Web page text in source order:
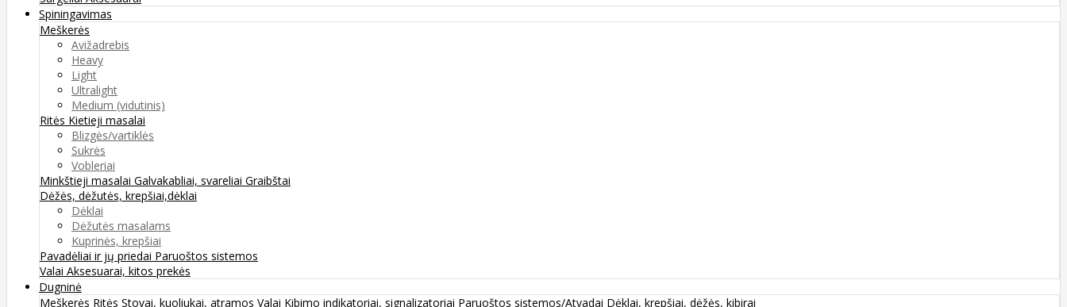
Spiningavimas
Meškerės
Avižadrebis
Heavy
Light
Ultralight
Medium (vidutinis)
Ritės Kietieji masalai
Blizgės/vartiklės
Sukrės
Vobleriai
Minkštieji masalai Galvakabliai, svareliai Graibštai
Dėžės, dėžutės, krepšiai,dėklai
Dėklai
Dėžutės masalams
Kuprinės, krepšiai
Pavadėliai ir jų priedai Paruoštos sistemos
Valai Aksesuarai, kitos prekės
Dugninė
Meškerės Ritės Stovai, kuoliukai, atramos Valai Kibimo indikatoriai, signalizatoriai Paruoštos sistemos/Atvadai Dėklai, krepšiai, dėžės, kibirai